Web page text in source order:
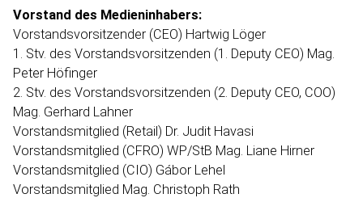
Vorstand des Medien­in­habers:
Vorstands­vor­sit­zender (CEO) Hartwig Löger
1. Stv. des Vorstands­vor­sit­zenden (1. Deputy CEO) Mag.
Peter Höfinger
2. Stv. des Vorstands­vor­sit­zenden (2. Deputy CEO, COO)
Mag. Gerhard Lahner
Vorstands­mitglied (Retail) Dr. Judit Havasi
Vorstands­mitglied (CFRO) WP/StB Mag. Liane Hirner
Vorstands­mitglied (CIO) Gábor Lehel
Vorstands­mitglied Mag. Christoph Rath